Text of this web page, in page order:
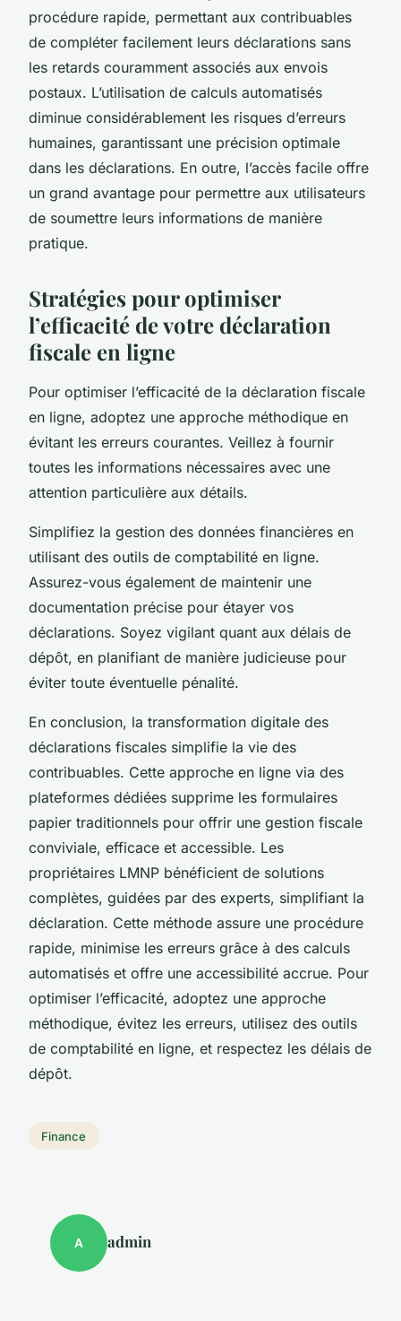
procédure rapide, permettant aux contribuables
de compléter facilement leurs déclarations sans
les retards couramment associés aux envois
postaux. L’utilisation de calculs automatisés
diminue considérablement les risques d’erreurs
humaines, garantissant une précision optimale
dans les déclarations. En outre, l’accès facile offre
un grand avantage pour permettre aux utilisateurs
de soumettre leurs informations de manière
pratique.
Stratégies pour optimiser
l’efficacité de votre déclaration
fiscale en ligne
Pour optimiser l’efficacité de la déclaration fiscale
en ligne, adoptez une approche méthodique en
évitant les erreurs courantes. Veillez à fournir
toutes les informations nécessaires avec une
attention particulière aux détails.
Simplifiez la gestion des données financières en
utilisant des outils de comptabilité en ligne.
Assurez-vous également de maintenir une
documentation précise pour étayer vos
déclarations. Soyez vigilant quant aux délais de
dépôt, en planifiant de manière judicieuse pour
éviter toute éventuelle pénalité.
En conclusion, la transformation digitale des
déclarations fiscales simplifie la vie des
contribuables. Cette approche en ligne via des
plateformes dédiées supprime les formulaires
papier traditionnels pour offrir une gestion fiscale
conviviale, efficace et accessible. Les
propriétaires LMNP bénéficient de solutions
complètes, guidées par des experts, simplifiant la
déclaration. Cette méthode assure une procédure
rapide, minimise les erreurs grâce à des calculs
automatisés et offre une accessibilité accrue. Pour
optimiser l’efficacité, adoptez une approche
méthodique, évitez les erreurs, utilisez des outils
de comptabilité en ligne, et respectez les délais de
dépôt.
Finance
A admin